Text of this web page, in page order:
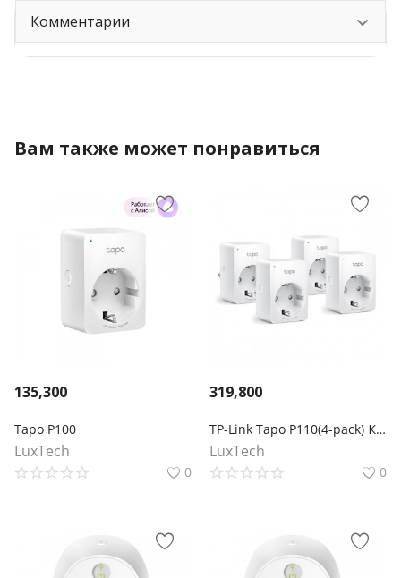
Комментарии
Вам также может понравиться
135,300
Tapo P100
LuxTech
0
319,800
TP-Link Tapo P110(4-pack) Компактная умная розетка
LuxTech
0